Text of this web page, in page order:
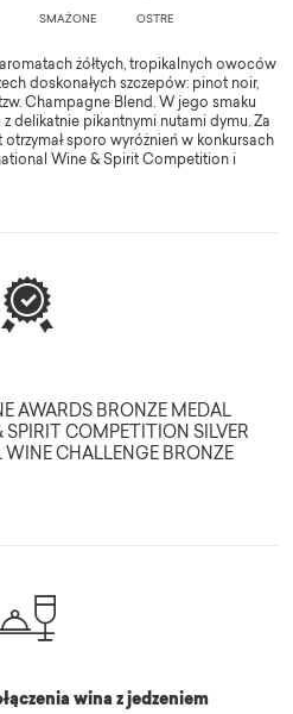
żółtych, tropikalnych owoców
doskonałych szczepów: pinot noir,
Champagne Blend. W jego smaku
delikatnie pikantnymi nutami dymu. Za
sporo wyróżnień w konkursach
Wine & Spirit Competition i
AWARDS BRONZE MEDAL
SPIRIT COMPETITION SILVER
CHALLENGE BRONZE
wina z jedzeniem